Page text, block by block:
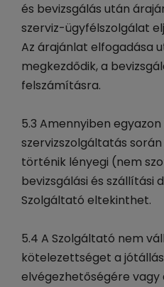
és bevizsgálás után
szerviz-ügyfélszolgálat
Az árajánlat elfogadása
megkezdődik, a
felszámításra.
5.3 Amennyiben
szervizszolgáltatás
történik lényegi (nem
bevizsgálási és szállítási
Szolgáltató eltekinthet.
5.4 A Szolgáltató nem
kötelezettséget a
elvégezhetőségére vagy